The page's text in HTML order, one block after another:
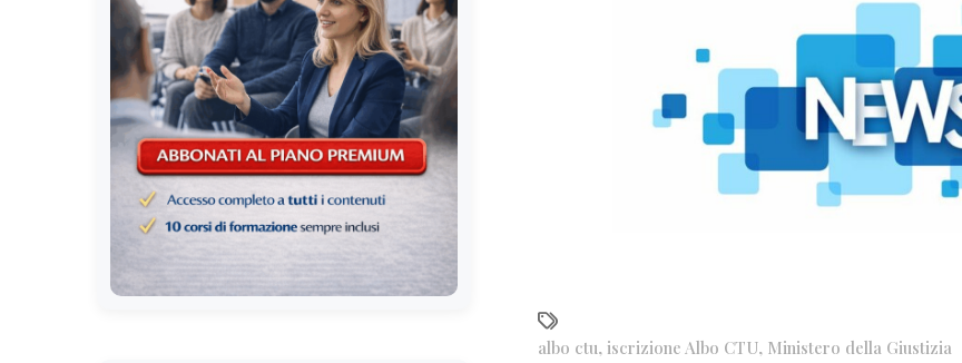
albo ctu, iscrizione Albo CTU, Ministero della Giustizia